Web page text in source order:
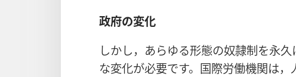
政府の変化
しかし，あらゆる形態の奴隷制を永
な変化が必要です。国際労働機関は，